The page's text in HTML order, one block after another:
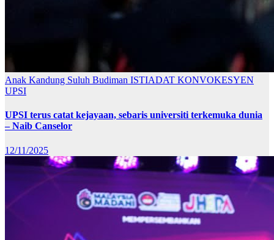
Anak Kandung Suluh Budiman ISTIADAT KONVOKESYEN
UPSI
UPSI terus catat kejayaan, sebaris universiti terkemuka dunia
– Naib Canselor
12/11/2025